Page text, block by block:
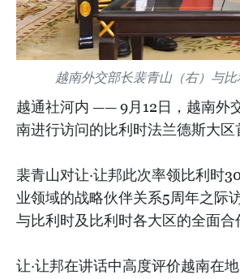
越南外交部长裴青山（右）与
越通社河内 —— 9月12日，越南外
南进行访问的比利时法兰德斯大区
裴青山对让·让邦此次率领比利时
业领域的战略伙伴关系5周年之际
与比利时及比利时各大区的全面合
让·让邦在讲话中高度评价越南在